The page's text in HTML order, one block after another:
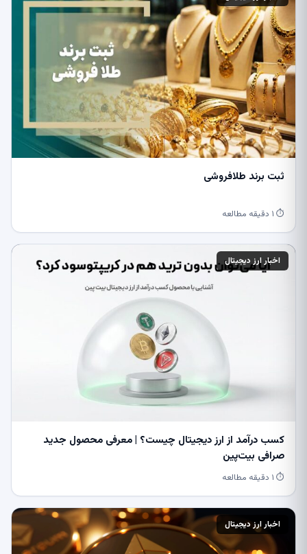
ثبت برند طلافروشی
⏱ ۱ دقیقه مطالعه
اخبار ارز دیجیتال
کسب درآمد از ارز دیجیتال چیست؟ | معرفی محصول جدید
صرافی بیت‌پین
⏱ ۱ دقیقه مطالعه
اخبار ارز دیجیتال